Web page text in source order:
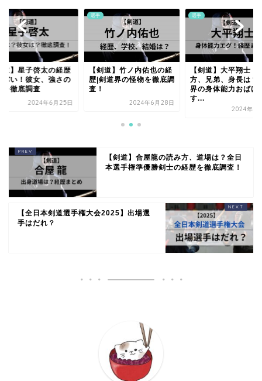
道】星子啓太の経歴
バい！彼女、強さの
を徹底調査
2024年6月25日
選手
【剣道】竹ノ内佑也の経
歴|剣道界の怪物を徹底調
査！
2024年6月28日
選手
【剣道】大平翔士｜
方、兄弟、身長は？
界の身体能力おばけ
す...
2024年11
【剣道】合屋龍の読み方、道場は？全日
本選手権準優勝剣士の経歴を徹底調査！
【全日本剣道選手権大会2025】出場選
手はだれ？